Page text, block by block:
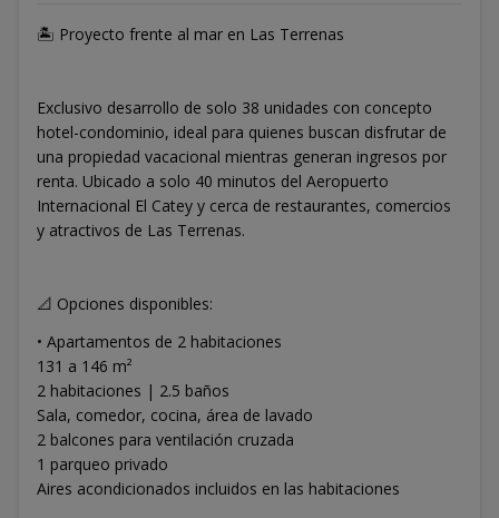
🏝️ Proyecto frente al mar en Las Terrenas
Exclusivo desarrollo de solo 38 unidades con concepto
hotel-condominio, ideal para quienes buscan disfrutar de
una propiedad vacacional mientras generan ingresos por
renta. Ubicado a solo 40 minutos del Aeropuerto
Internacional El Catey y cerca de restaurantes, comercios
y atractivos de Las Terrenas.
📐 Opciones disponibles:
• Apartamentos de 2 habitaciones
131 a 146 m²
2 habitaciones | 2.5 baños
Sala, comedor, cocina, área de lavado
2 balcones para ventilación cruzada
1 parqueo privado
Aires acondicionados incluidos en las habitaciones